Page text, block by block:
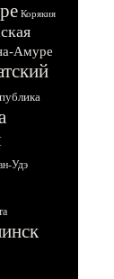
Корякия
Амуре
Удэ